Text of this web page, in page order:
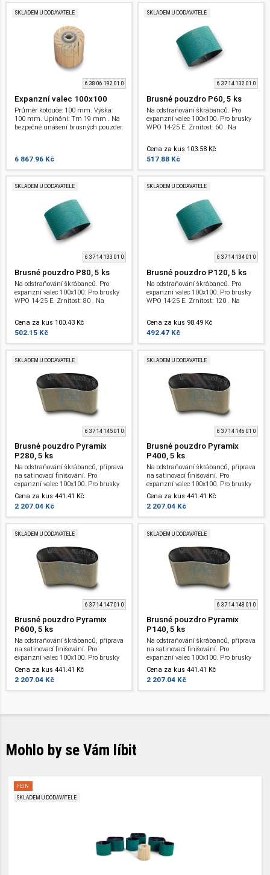
SKLADEM U DODAVATELE
6 38 06 192 01 0
Expanzní valec 100x100
Průměr kotouče: 100 mm. Výška:
100 mm. Upínání: Trn 19 mm . Na
bezpečné unášení brusných pouzder.
6 867.96 Kč
SKLADEM U DODAVATELE
6 37 14 132 01 0
Brusné pouzdro P60, 5 ks
Na odstraňování škrábanců. Pro
expanzní valec 100x100. Pro brusky
WPO 14-25 E. Zrnitost: 60 . Na
Cena za kus 103.58 Kč
517.88 Kč
SKLADEM U DODAVATELE
6 37 14 133 01 0
Brusné pouzdro P80, 5 ks
Na odstraňování škrábanců. Pro
expanzní valec 100x100. Pro brusky
WPO 14-25 E. Zrnitost: 80 . Na
Cena za kus 100.43 Kč
502.15 Kč
SKLADEM U DODAVATELE
6 37 14 134 01 0
Brusné pouzdro P120, 5 ks
Na odstraňování škrábanců. Pro
expanzní valec 100x100. Pro brusky
WPO 14-25 E. Zrnitost: 120 . Na
Cena za kus 98.49 Kč
492.47 Kč
SKLADEM U DODAVATELE
6 37 14 145 01 0
Brusné pouzdro Pyramix
P280, 5 ks
Na odstraňování škrábanců, příprava
na satinovací finišování. Pro
expanzní valec 100x100. Pro brusky
WPO 14-25 E. Zrnitost: 280 .
Cena za kus 441.41 Kč
2 207.04 Kč
SKLADEM U DODAVATELE
6 37 14 146 01 0
Brusné pouzdro Pyramix
P400, 5 ks
Na odstraňování škrábanců, příprava
na satinovací finišování. Pro
expanzní valec 100x100. Pro brusky
WPO 14-25 E. Zrnitost: 400 .
Cena za kus 441.41 Kč
2 207.04 Kč
SKLADEM U DODAVATELE
6 37 14 147 01 0
Brusné pouzdro Pyramix
P600, 5 ks
Na odstraňování škrábanců, příprava
na satinovací finišování. Pro
expanzní valec 100x100. Pro brusky
WPO 14-25 E. Zrnitost: 600 .
Cena za kus 441.41 Kč
2 207.04 Kč
SKLADEM U DODAVATELE
6 37 14 148 01 0
Brusné pouzdro Pyramix
P140, 5 ks
Na odstraňování škrábanců, příprava
na satinovací finišování. Pro
expanzní valec 100x100. Pro brusky
WPO 14-25 E. Zrnitost: 1400 .
Cena za kus 441.41 Kč
2 207.04 Kč
Mohlo by se Vám líbit
SKLADEM U DODAVATELE
FEIN